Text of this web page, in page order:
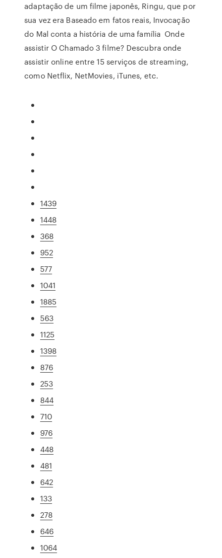
adaptação de um filme japonês, Ringu, que por
sua vez era Baseado em fatos reais, Invocação
do Mal conta a história de uma família Onde
assistir O Chamado 3 filme? Descubra onde
assistir online entre 15 serviços de streaming,
como Netflix, NetMovies, iTunes, etc.
1439
1448
368
952
577
1041
1885
563
1125
1398
876
253
844
710
976
448
481
642
133
278
646
1064